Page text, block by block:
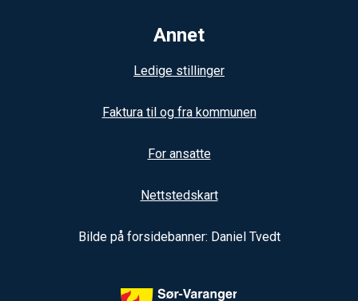
Annet
Ledige stillinger
Faktura til og fra kommunen
For ansatte
Nettstedskart
Bilde på forsidebanner: Daniel Tvedt